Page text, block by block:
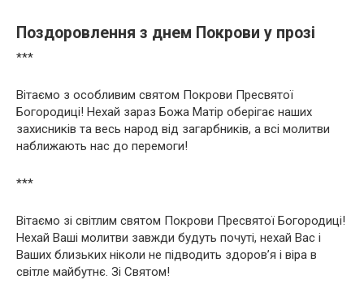
Поздоровлення з днем Покрови у прозі
***
Вітаємо з особливим святом Покрови Пресвятої
Богородиці! Нехай зараз Божа Матір оберігає наших
захисників та весь народ від загарбників, а всі молитви
наближають нас до перемоги!
***
Вітаємо зі світлим святом Покрови Пресвятої Богородиці!
Нехай Ваші молитви завжди будуть почуті, нехай Вас і
Ваших близьких ніколи не підводить здоров’я і віра в
світле майбутнє. Зі Святом!